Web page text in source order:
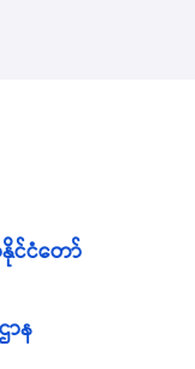
ာန
နိုင်ငံတော်